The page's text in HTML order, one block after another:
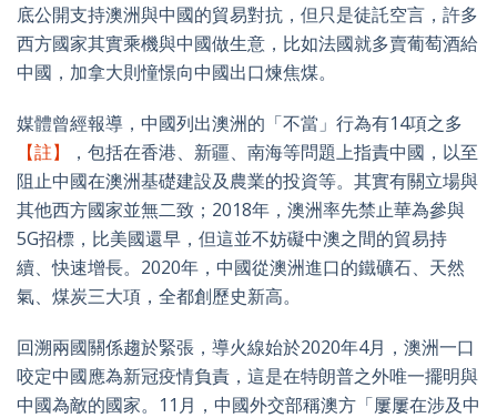
底公開支持澳洲與中國的貿易對抗，但只是徒託空言，許多
西方國家其實乘機與中國做生意，比如法國就多賣葡萄酒給
中國，加拿大則憧憬向中國出口煉焦煤。
媒體曾經報導，中國列出澳洲的「不當」行為有14項之多
【註】
，包括在香港、新疆、南海等問題上指責中國，以至
阻止中國在澳洲基礎建設及農業的投資等。其實有關立場與
其他西方國家並無二致； 2018年，澳洲率先禁止華為參與
5G招標，比美國還早，但這並不妨礙中澳之間的貿易持
續、快速增長。 2020年，中國從澳洲進口的鐵礦石、天然
氣、煤炭三大項，全都創歷史新高。
回溯兩國關係趨於緊張，導火線始於2020年4月，澳洲一口
咬定中國應為新冠疫情負責，這是在特朗普之外唯一擺明與
中國為敵的國家。 11 月，中國外交部稱澳方「屢屢在涉及中